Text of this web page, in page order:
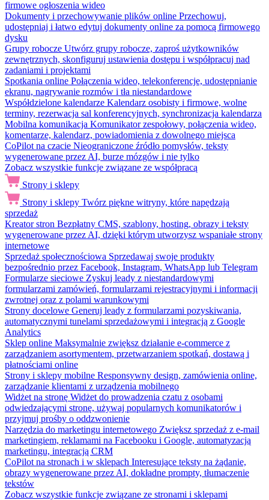
firmowe ogłoszenia wideo
Dokumenty i przechowywanie plików online Przechowuj,
udostępniaj i łatwo edytuj dokumenty online za pomocą firmowego
dysku
Grupy robocze Utwórz grupy robocze, zaproś użytkowników
zewnętrznych, skonfiguruj ustawienia dostępu i współpracuj nad
zadaniami i projektami
Spotkania online Połączenia wideo, telekonferencje, udostępnianie
ekranu, nagrywanie rozmów i tła niestandardowe
Współdzielone kalendarze Kalendarz osobisty i firmowe, wolne
terminy, rezerwacja sal konferencyjnych, synchronizacja kalendarza
Mobilna komunikacja Komunikator zespołowy, połączenia wideo,
komentarze, kalendarz, powiadomienia z dowolnego miejsca
CoPilot na czacie Nieograniczone źródło pomysłów, teksty
wygenerowane przez AI, burze mózgów i nie tylko
Zobacz wszystkie funkcje związane ze współpracą
Strony i sklepy
Strony i sklepy Twórz piękne witryny, które napędzają
sprzedaż
Kreator stron Bezpłatny CMS, szablony, hosting, obrazy i teksty
wygenerowane przez AI, dzięki którym utworzysz wspaniałe strony
internetowe
Sprzedaż społecznościowa Sprzedawaj swoje produkty
bezpośrednio przez Facebook, Instagram, WhatsApp lub Telegram
Formularze sieciowe Zyskuj leady z niestandardowymi
formularzami zamówień, formularzami rejestracyjnymi i informacji
zwrotnej oraz z polami warunkowymi
Strony docelowe Generuj leady z formularzami pozyskiwania,
automatycznymi tunelami sprzedażowymi i integracją z Google
Analytics
Sklep online Maksymalnie zwiększ działanie e-commerce z
zarządzaniem asortymentem, przetwarzaniem spotkań, dostawą i
płatnościami online
Strony i sklepy mobilne Responsywny design, zamówienia online,
zarządzanie klientami z urządzenia mobilnego
Widżet na stronę Widżet do prowadzenia czatu z osobami
odwiedzającymi stronę, używaj popularnych komunikatorów i
przyjmuj prośby o oddzwonienie
Narzędzia do marketingu internetowego Zwiększ sprzedaż z e-mail
marketingiem, reklamami na Facebooku i Google, automatyzacją
marketingu, integracją CRM
CoPilot na stronach i w sklepach Interesujące teksty na żądanie,
obrazy wygenerowane przez AI, dokładne prompty, tłumaczenie
tekstów
Zobacz wszystkie funkcje związane ze stronami i sklepami